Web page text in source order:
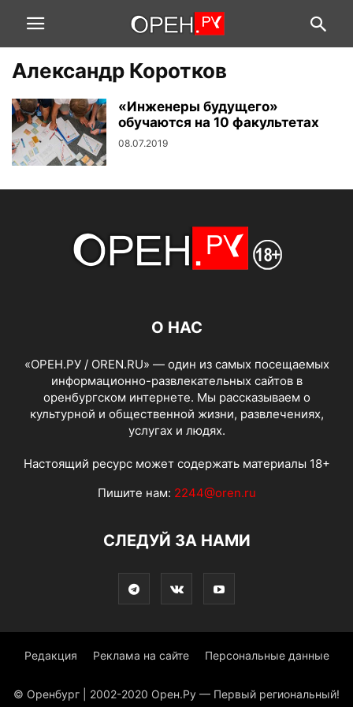
Александр Коротков
«Инженеры будущего»
обучаются на 10 факультетах
08.07.2019
О НАС
«ОРЕН.РУ / OREN.RU» — один из самых посещаемых
информационно-развлекательных сайтов в
оренбургском интернете. Мы рассказываем о
культурной и общественной жизни, развлечениях,
услугах и людях.
Настоящий ресурс может содержать материалы 18+
Пишите нам: 2244@oren.ru
СЛЕДУЙ ЗА НАМИ
Редакция Реклама на сайте Персональные данные
© Оренбург | 2002-2020 Орен.Ру — Первый региональный!